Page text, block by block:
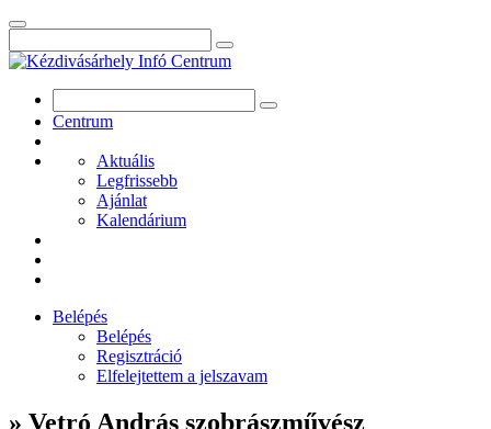
Centrum
Aktuális
Legfrissebb
Ajánlat
Kalendárium
Belépés
Belépés
Regisztráció
Elfelejtettem a jelszavam
» Vetró András szobrászművész